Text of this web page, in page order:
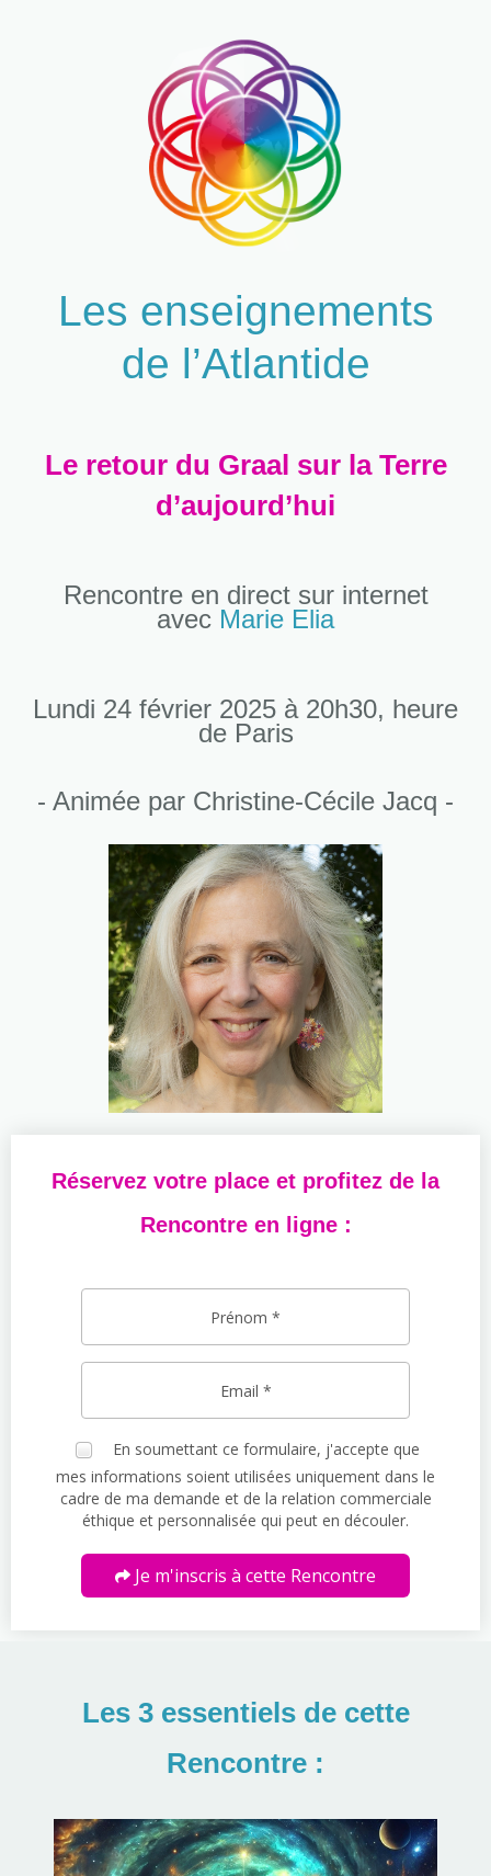
Les enseignements
de l’Atlantide
Le retour du Graal sur la Terre
d’aujourd’hui
Rencontre en direct sur internet
avec Marie Elia
Lundi 24 février 2025 à 20h30, heure
de Paris
- Animée par Christine-Cécile Jacq -
Réservez votre place et profitez de la
Rencontre en ligne :
En soumettant ce formulaire, j'accepte que
mes informations soient utilisées uniquement dans le
cadre de ma demande et de la relation commerciale
éthique et personnalisée qui peut en découler.
Je m'inscris à cette Rencontre
Les 3 essentiels de cette
Rencontre :